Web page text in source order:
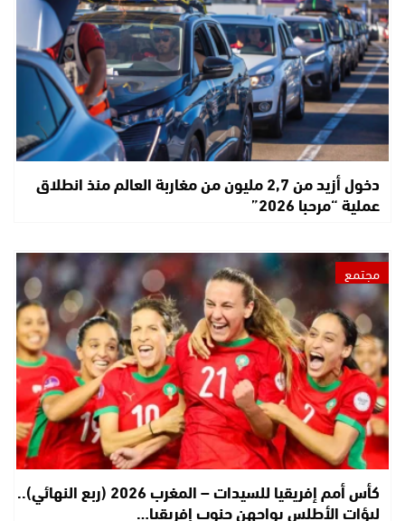
دخول أزيد من 2,7 مليون من مغاربة العالم منذ انطلاق
عملية “مرحبا 2026”
مجتمع
كأس أمم إفريقيا للسيدات – المغرب 2026 (ربع النهائي)..
لبؤات الأطلس يواجهن جنوب إفريقيا…